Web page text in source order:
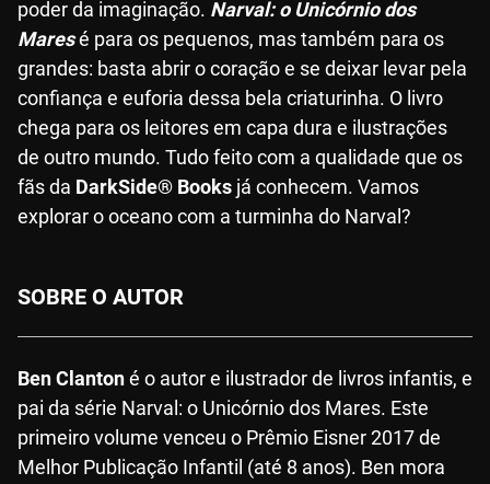
poder da imaginação. Narval: o Unicórnio dos
Maresé para os pequenos, mas também para os
grandes: basta abrir o coração e se deixar levar pela
confiança e euforia dessa bela criaturinha. O livro
chega para os leitores em capa dura e ilustrações
de outro mundo. Tudo feito com a qualidade que os
fãs da DarkSide® Books já conhecem. Vamos
explorar o oceano com a turminha do Narval?
SOBRE O AUTOR
Ben Clantoné o autor e ilustrador de livros infantis, e
pai da série Narval: o Unicórnio dos Mares. Este
primeiro volume venceu o Prêmio Eisner 2017 de
Melhor Publicação Infantil (até 8 anos). Ben mora